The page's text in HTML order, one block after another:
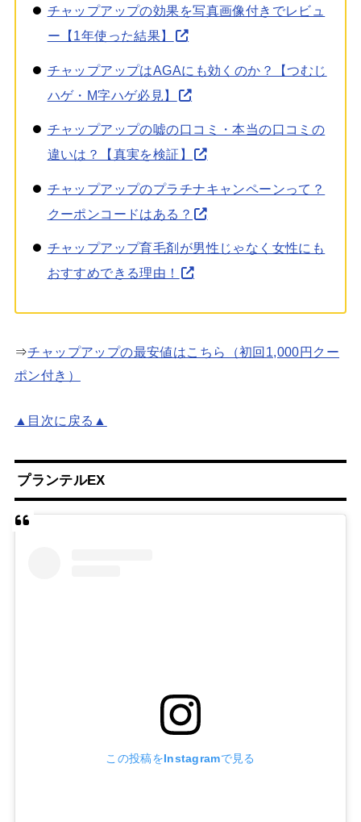
チャップアップの効果を写真画像付きでレビュ
ー【1年使った結果】
チャップアップはAGAにも効くのか？【つむじ
ハゲ・M字ハゲ必見】
チャップアップの嘘の口コミ・本当の口コミの
違いは？【真実を検証】
チャップアップのプラチナキャンペーンって？
クーポンコードはある？
チャップアップ育毛剤が男性じゃなく女性にも
おすすめできる理由！
⇒チャップアップの最安値はこちら（初回1,000円クー
ポン付き）
▲目次に戻る▲
プランテルEX
この投稿をInstagramで見る